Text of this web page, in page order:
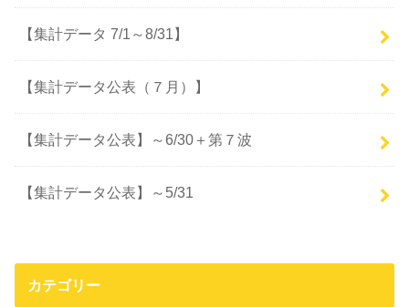
【集計データ 7/1～8/31】
【集計データ公表（７月）】
【集計データ公表】～6/30＋第７波
【集計データ公表】～5/31
カテゴリー